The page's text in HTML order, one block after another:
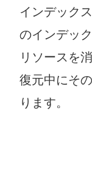
インデック
のインデッ
リソースを
復元中にそ
ります。